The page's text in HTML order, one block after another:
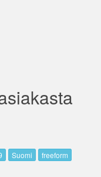
Suomi
freeform